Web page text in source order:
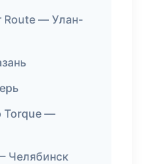
Route — Улан-
Torque —
Челябинск